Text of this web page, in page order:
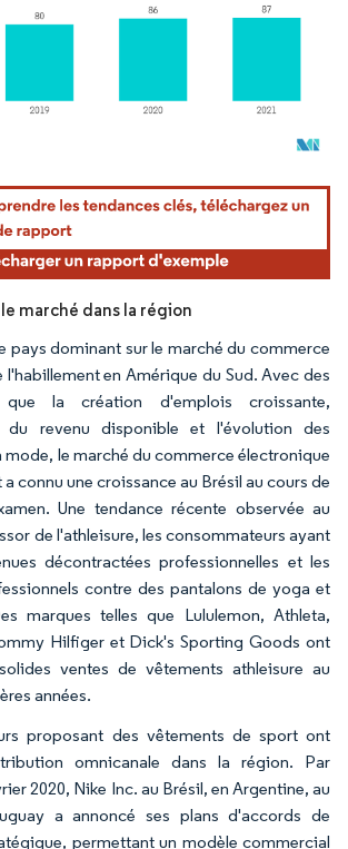
La réutilisation nécessite une attribution sous CC BY
marché dans la région
pays dominant sur le marché du commerce
en Amérique du Sud. Avec des
la création d'emplois croissante,
du revenu disponible et l'évolution des
mode, le marché du commerce électronique
connu une croissance au Brésil au cours de
Une tendance récente observée au
de l'athleisure, les consommateurs ayant
décontractées professionnelles et les
contre des pantalons de yoga et
marques telles que Lululemon, Athleta,
Hilfiger et Dick's Sporting Goods ont
ventes de vêtements athleisure au
années.
proposant des vêtements de sport ont
omnicanale dans la région. Par
2020, Nike Inc. au Brésil, en Argentine, au
a annoncé ses plans d'accords de
permettant un modèle commercial